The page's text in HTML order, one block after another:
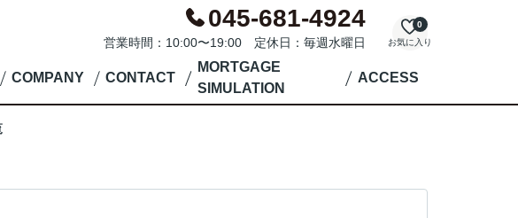
045-681-4924
営業時間：10:00〜19:00 定休日：毎週水曜日 お気に入り
0
COMPANY CONTACT
MORTGAGE
SIMULATION
ACCESS